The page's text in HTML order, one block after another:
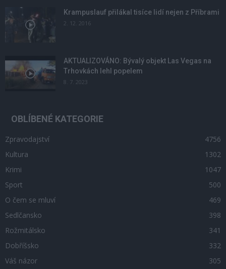
Krampuslauf přilákal tisíce lidí nejen z Příbrami
2. 12. 2016
AKTUALIZOVÁNO: Bývalý objekt Las Vegas na
Trhovkách lehl popelem
8. 7. 2023
OBLÍBENÉ KATEGORIE
Zpravodajství
4756
Kultura
1302
Krimi
1047
Sport
500
O čem se mluví
469
Sedlčansko
398
Rožmitálsko
341
Dobříšsko
332
Váš názor
305